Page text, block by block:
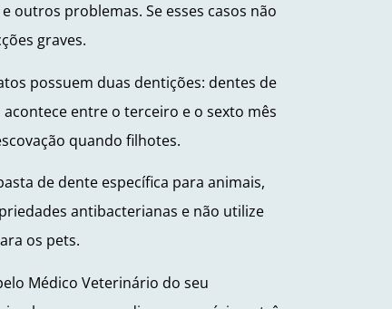
outros problemas. Se esses casos não
graves.
possuem duas dentições: dentes de
entre o terceiro e o sexto mês
quando filhotes.
de dente específica para animais,
antibacterianas e não utilize
os pets.
Médico Veterinário do seu